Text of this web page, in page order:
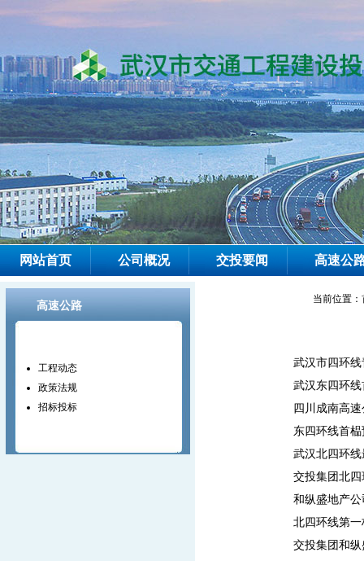
网站首页 公司概况 交投要闻 高速公
高速公路
工程动态
政策法规
招标投标
当前位置：
武汉市四环
武汉东四环
四川成南高
东四环线首
武汉北四环
交投集团北四
和纵盛地产
北四环线第
交投集团和